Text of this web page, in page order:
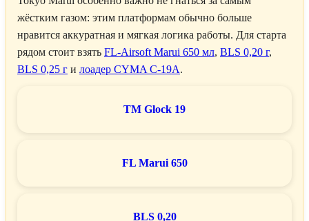
жёстким газом: этим платформам обычно больше
нравится аккуратная и мягкая логика работы. Для старта
рядом стоит взять FL-Airsoft Marui 650 мл, BLS 0,20 г,
BLS 0,25 г и лоадер CYMA C-19A.
TM Glock 19
FL Marui 650
BLS 0,20